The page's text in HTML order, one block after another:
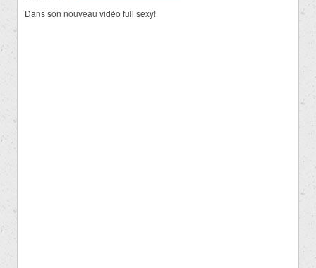
Dans son nouveau vidéo full sexy!